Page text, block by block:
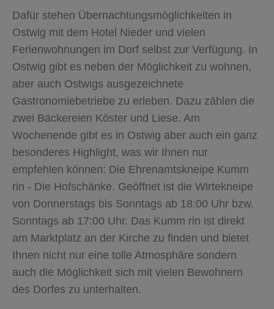
Dafür stehen Übernachtungsmöglichkeiten in
Ostwig mit dem Hotel Nieder und vielen
Ferienwohnungen im Dorf selbst zur Verfügung. In
Ostwig gibt es neben der Möglichkeit zu wohnen,
aber auch Ostwigs ausgezeichnete
Gastronomiebetriebe zu erleben. Dazu zählen die
zwei Bäckereien Köster und Liese. Am
Wochenende gibt es in Ostwig aber auch ein ganz
besonderes Highlight, was wir Ihnen nur
empfehlen können: Die Ehrenamtskneipe Kumm
rin - Die Hofschänke. Geöffnet ist die Wirtekneipe
von Donnerstags bis Sonntags ab 18:00 Uhr bzw.
Sonntags ab 17:00 Uhr. Das Kumm rin ist direkt
am Marktplatz an der Kirche zu finden und bietet
Ihnen nicht nur eine tolle Atmosphäre sondern
auch die Möglichkeit sich mit vielen Bewohnern
des Dorfes zu unterhalten.